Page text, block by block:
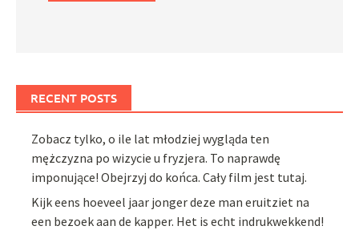
RECENT POSTS
Zobacz tylko, o ile lat młodziej wygląda ten
mężczyzna po wizycie u fryzjera. To naprawdę
imponujące! Obejrzyj do końca. Cały film jest tutaj.
Kijk eens hoeveel jaar jonger deze man eruitziet na
een bezoek aan de kapper. Het is echt indrukwekkend!